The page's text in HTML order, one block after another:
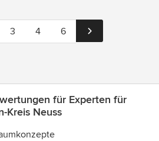
3 4 6
für Experten für
Kreis Neuss